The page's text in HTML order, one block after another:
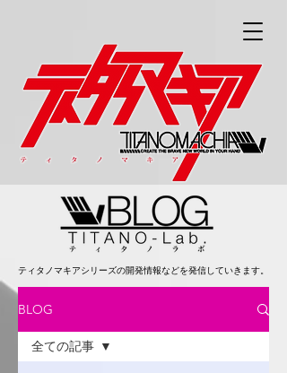
ティタノマキアシリーズの開発情報などを発信していきます。
BLOG
全ての記事